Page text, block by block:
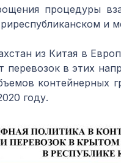
процедуры
и
из Китая в
перевозок в этих
контейнерных
году.